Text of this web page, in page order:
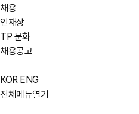
채용
인재상
TP 문화
채용공고
KOR ENG
전체메뉴열기